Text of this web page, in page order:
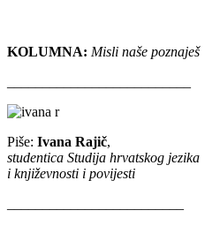
KOLUMNA: Misli naše poznaješ
Piše: Ivana Rajič,
studentica Studija hrvatskog jezika
i književnosti i povijesti